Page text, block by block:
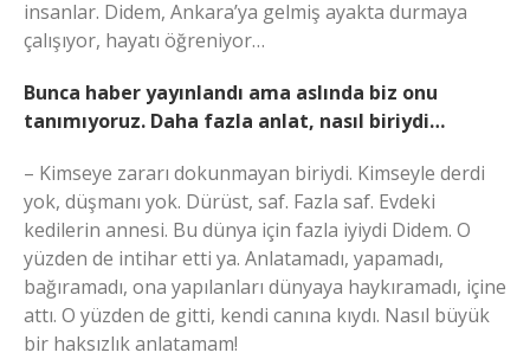
insanlar. Didem, Ankara’ya gelmiş ayakta durmaya
çalışıyor, hayatı öğreniyor…
Bunca haber yayınlandı ama aslında biz onu
tanımıyoruz. Daha fazla anlat, nasıl biriydi…
– Kimseye zararı dokunmayan biriydi. Kimseyle derdi
yok, düşmanı yok. Dürüst, saf. Fazla saf. Evdeki
kedilerin annesi. Bu dünya için fazla iyiydi Didem. O
yüzden de intihar etti ya. Anlatamadı, yapamadı,
bağıramadı, ona yapılanları dünyaya haykıramadı, içine
attı. O yüzden de gitti, kendi canına kıydı. Nasıl büyük
bir haksızlık anlatamam!